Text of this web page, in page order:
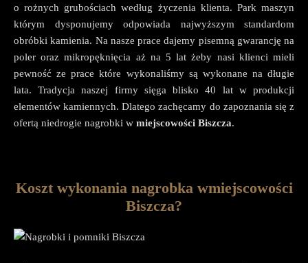
o rożnych grubościach według życzenia klienta. Park maszyn
którym dysponujemy odpowiada najwyższym standardom
obróbki kamienia. Na nasze prace dajemy pisemną gwarancję na
poler oraz mikropęknięcia aż na 5 lat żeby nasi klienci mieli
pewność ze prace które wykonaliśmy są wykonane na długie
lata. Tradycja naszej firmy sięga blisko 40 lat w produkcji
elementów kamiennych. Dlatego zachęcamy do zapoznania się z
ofertą niedrogie nagrobki w miejscowości Biszcza.
Koszt wykonania nagrobka wmiejscowości
Biszcza?